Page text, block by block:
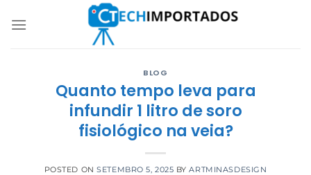
BLOG
Quanto tempo leva para
infundir 1 litro de soro
fisiológico na veia?
POSTED ONSETEMBRO 5, 2025 BYARTMINASDESIGN